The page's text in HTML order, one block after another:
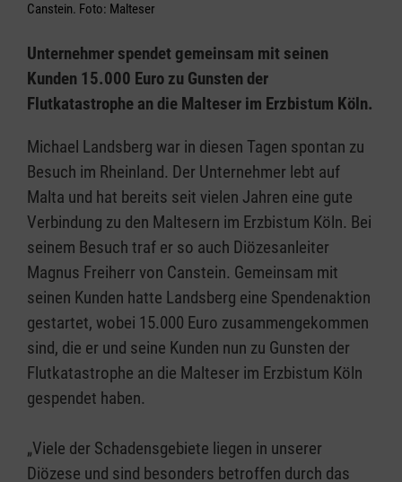
Canstein. Foto: Malteser
Unternehmer spendet gemeinsam mit seinen
Kunden 15.000 Euro zu Gunsten der
Flutkatastrophe an die Malteser im Erzbistum Köln.
Michael Landsberg war in diesen Tagen spontan zu
Besuch im Rheinland. Der Unternehmer lebt auf
Malta und hat bereits seit vielen Jahren eine gute
Verbindung zu den Maltesern im Erzbistum Köln. Bei
seinem Besuch traf er so auch Diözesanleiter
Magnus Freiherr von Canstein. Gemeinsam mit
seinen Kunden hatte Landsberg eine Spendenaktion
gestartet, wobei 15.000 Euro zusammengekommen
sind, die er und seine Kunden nun zu Gunsten der
Flutkatastrophe an die Malteser im Erzbistum Köln
gespendet haben.
„Viele der Schadensgebiete liegen in unserer
Diözese und sind besonders betroffen durch das